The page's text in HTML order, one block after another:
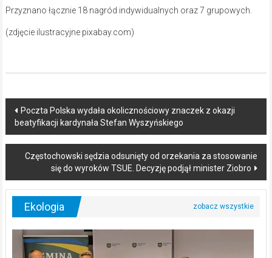
Przyznano łącznie 18 nagród indywidualnych oraz 7 grupowych.
(zdjęcie ilustracyjne pixabay.com)
Post
navigation
Poczta Polska wydała okolicznościowy znaczek z okazji
beatyfikacji kardynała Stefan Wyszyńskiego
Częstochowski sędzia odsunięty od orzekania za stosowanie
się do wyroków TSUE. Decyzję podjął minister Ziobro
Ekologia